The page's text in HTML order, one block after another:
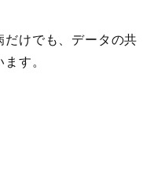
けでも、データの共
す。